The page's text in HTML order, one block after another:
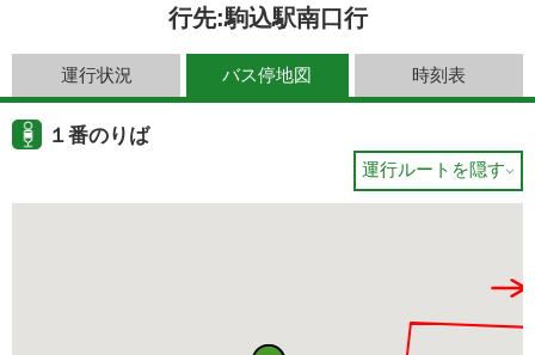
行先:駒込駅南口行
運行状況 バス停地図 時刻表
１番のりば
運行ルートを隠す